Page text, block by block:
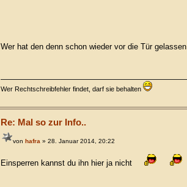
Wer hat den denn schon wieder vor die Tür gelassen
Wer Rechtschreibfehler findet, darf sie behalten
Re: Mal so zur Info..
vonhafra » 28. Januar 2014, 20:22
Einsperren kannst du ihn hier ja nicht